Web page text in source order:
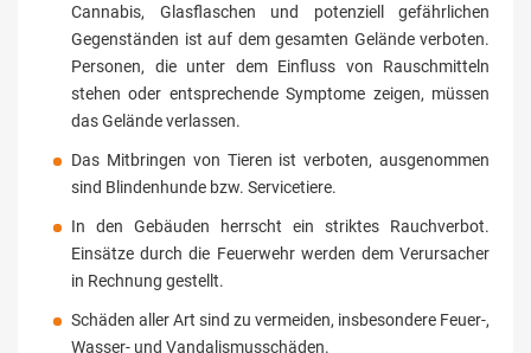
Cannabis, Glasflaschen und potenziell gefährlichen
Gegenständen ist auf dem gesamten Gelände verboten.
Personen, die unter dem Einfluss von Rauschmitteln
stehen oder entsprechende Symptome zeigen, müssen
das Gelände verlassen.
Das Mitbringen von Tieren ist verboten, ausgenommen
sind Blindenhunde bzw. Servicetiere.
In den Gebäuden herrscht ein striktes Rauchverbot.
Einsätze durch die Feuerwehr werden dem Verursacher
in Rechnung gestellt.
Schäden aller Art sind zu vermeiden, insbesondere Feuer-,
Wasser- und Vandalismusschäden.